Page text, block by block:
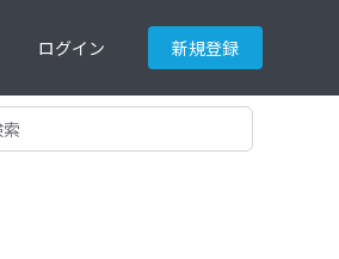
ログイン 新規登録